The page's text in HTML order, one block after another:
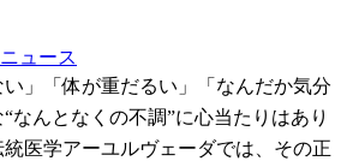
ュース
い」「体が重だるい」「なんだか気分
なんとなくの不調”に心当たりはあり
医学アーユルヴェーダでは、その正